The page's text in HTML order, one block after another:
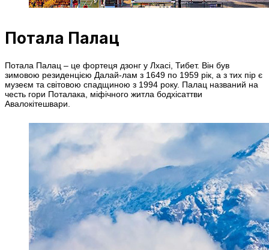
Потала Палац
Потала Палац – це фортеця дзонг у Лхасі, Тибет. Він був
зимовою резиденцією Далай-лам з 1649 по 1959 рік, а з тих пір є
музеєм та світовою спадщиною з 1994 року. Палац названий на
честь гори Поталака, міфічного житла бодхісаттви
Авалокітешвари.